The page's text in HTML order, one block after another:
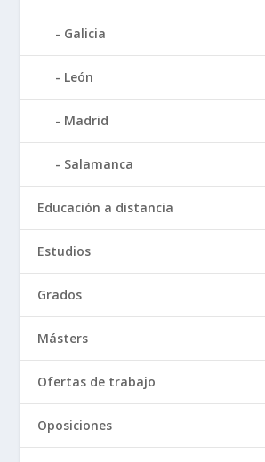
Galicia
León
Madrid
Salamanca
Educación a distancia
Estudios
Grados
Másters
Ofertas de trabajo
Oposiciones